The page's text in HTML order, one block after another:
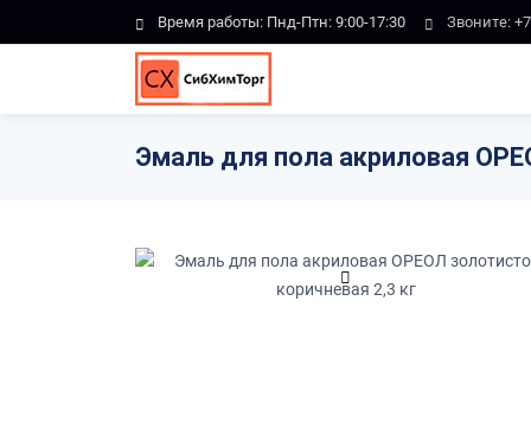
Skip to main contentВремя работы: Пнд-Птн: 9:00-17:30 Звоните:
Эмаль для пола акриловая